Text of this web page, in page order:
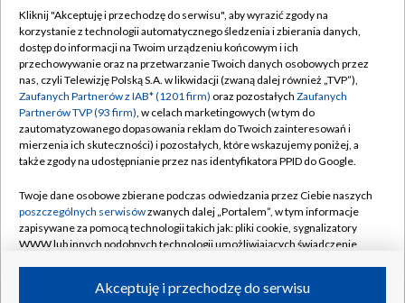
TVP
Abonament TVP
Emisja w TVP
Centrum informacji TVP
Naziemna Telewizja Cyfrowa
Rada Programowa
System NOS
Informacje o nadawcy
Program dla prasy
Regulamin TVP
Polityka prywatności
Moje zgody
Pomoc
Kontakt
Kanały
Kliknij "Akceptuję i przechodzę do serwisu", aby wyrazić zgody na
korzystanie z technologii automatycznego śledzenia i zbierania danych,
dostęp do informacji na Twoim urządzeniu końcowym i ich
przechowywanie oraz na przetwarzanie Twoich danych osobowych przez
nas, czyli Telewizję Polską S.A. w likwidacji (zwaną dalej również „TVP”),
Zaufanych Partnerów z IAB* (1201 firm) oraz pozostałych Zaufanych
Partnerów TVP (93 firm), w celach marketingowych (w tym do
zautomatyzowanego dopasowania reklam do Twoich zainteresowań i
mierzenia ich skuteczności) i pozostałych, które wskazujemy poniżej, a
także zgody na udostępnianie przez nas identyfikatora PPID do Google.
Twoje dane osobowe zbierane podczas odwiedzania przez Ciebie naszych
poszczególnych serwisówzwanych dalej „Portalem”, w tym informacje
zapisywane za pomocą technologii takich jak: pliki cookie, sygnalizatory
WWW lub innych podobnych technologii umożliwiających świadczenie
ruchu w Internecie.Akceptuję i przechodzę do serwisu